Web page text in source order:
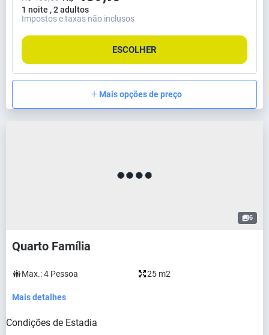
1 noite , 2 adultos
Impostos e taxas não inclusos
ESCOLHER
Mais opções de preço
6
Quarto Família
Max.:4 Pessoa 25 m2
Mais detalhes
Condições de Estadia